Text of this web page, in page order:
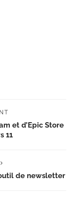
et d’Epic Store
11
de newsletter